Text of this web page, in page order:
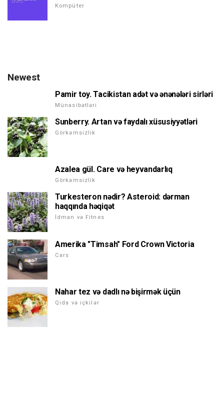
Kompüter
Newest
Pamir toy. Tacikistan adət və ənənələri sirləri
Münasibətləri
Sunberry. Artan və faydalı xüsusiyyətləri
Görkəmsizlik
Azalea gül. Care və heyvandarlıq
Görkəmsizlik
Turkesteron nədir? Asteroid: dərman
haqqında həqiqət
İdman və Fitnes
Amerika "Timsah" Ford Crown Victoria
Cars
Nahar tez və dadlı nə bişirmək üçün
Qida və içkilər